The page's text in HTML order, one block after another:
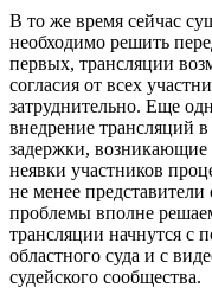
В то же время сейчас
необходимо решить
первых, трансляции
согласия от всех
затруднительно. Еще
внедрение трансляций
задержки, возникающие
неявки участников
не менее
проблемы вполне
трансляции начнутся с
областного суда и с
судейского сообщества.